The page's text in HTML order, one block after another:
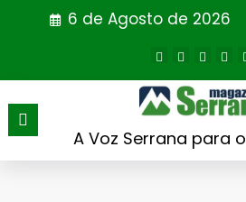
6 de Agosto de 2026
A Voz Serrana para